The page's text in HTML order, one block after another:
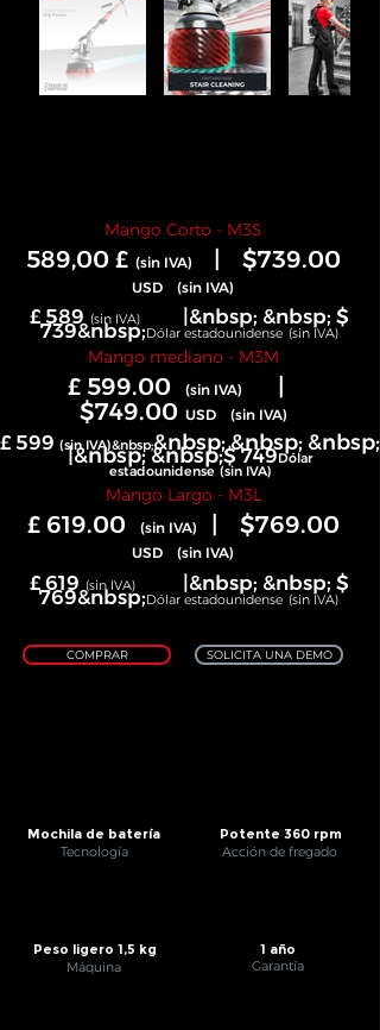
Mango Corto - M3S
589,00 £ (sin IVA) $739.00
USD (sin IVA)
£ 589 (sin IVA) |&nbsp; &nbsp; $
739&nbsp;Dólar estadounidense (sin IVA)
Mango mediano - M3M
£ 599.00 (sin IVA)
$749.00 USD (sin IVA)
£ 599 (sin IVA)&nbsp;&nbsp; &nbsp; &nbsp;
|&nbsp; &nbsp;$ 749Dólar
estadounidense (sin IVA)
Mango Largo - M3L
£ 619.00 (sin IVA) $769.00
USD (sin IVA)
£ 619 (sin IVA) |&nbsp; &nbsp; $
769&nbsp;Dólar estadounidense (sin IVA)
COMPRAR SOLICITA UNA DEMO
Mochila de batería
Tecnología
Peso ligero 1,5 kg
Máquina
Potente 360 rpm
Acción de fregado
1 año
Garantía